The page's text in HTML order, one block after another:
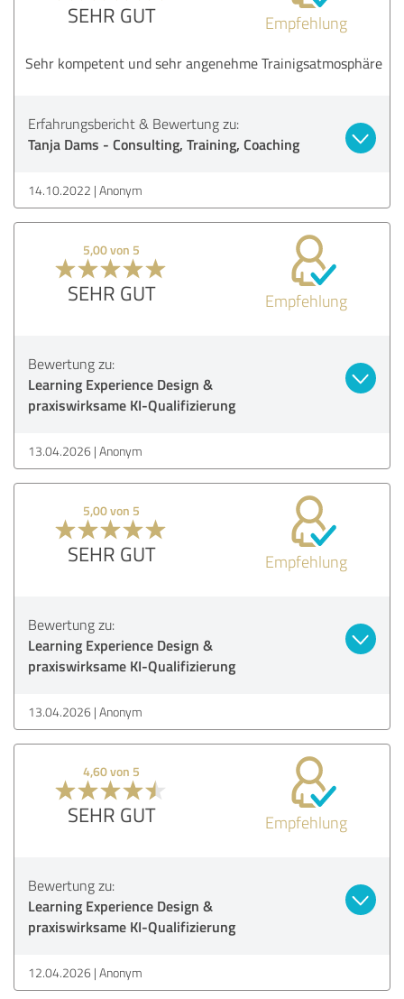
SEHR GUT Empfehlung
Sehr kompetent und sehr angenehme Trainigsatmosphäre
Erfahrungsbericht & Bewertung zu:
Tanja Dams - Consulting, Training, Coaching
14.10.2022 Anonym
5,00 von 5
SEHR GUT Empfehlung
Bewertung zu:
Learning Experience Design &
praxiswirksame KI-Qualifizierung
13.04.2026 Anonym
5,00 von 5
SEHR GUT Empfehlung
Bewertung zu:
Learning Experience Design &
praxiswirksame KI-Qualifizierung
13.04.2026 Anonym
4,60 von 5
SEHR GUT Empfehlung
Bewertung zu:
Learning Experience Design &
praxiswirksame KI-Qualifizierung
12.04.2026 Anonym